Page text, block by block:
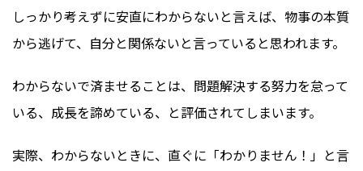
しっかり考えずに安直にわからないと言えば、物事の本質
から逃げて、自分と関係ないと言っていると思われます。
わからないで済ませることは、問題解決する努力を怠って
いる、成長を諦めている、と評価されてしまいます。
実際、わからないときに、直ぐに「わかりません！」と言